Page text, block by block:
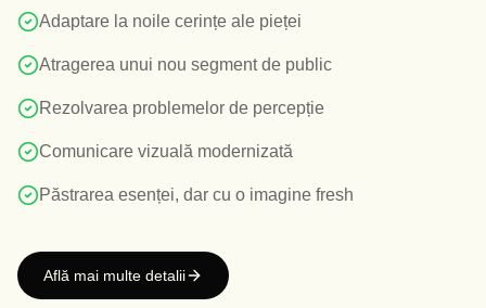
Adaptare la noile cerințe ale pieței
Atragerea unui nou segment de public
Rezolvarea problemelor de percepție
Comunicare vizuală modernizată
Păstrarea esenței, dar cu o imagine fresh
Află mai multe detalii